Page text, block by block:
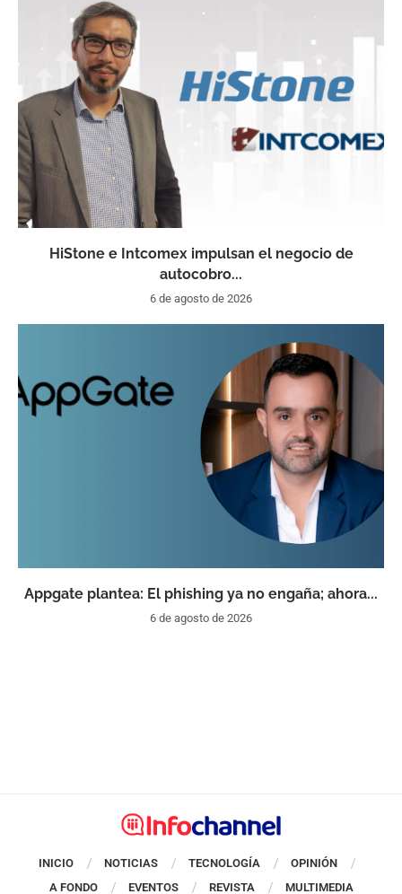
HiStone e Intcomex impulsan el negocio de
autocobro...
6 de agosto de 2026
Appgate plantea: El phishing ya no engaña; ahora...
6 de agosto de 2026
INICIO NOTICIAS TECNOLOGÍA
OPINIÓN
A FONDO
EVENTOS REVISTA MULTIMEDIA